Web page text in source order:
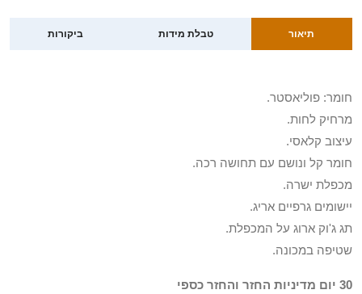
תיאור טבלת מידות ביקורות
חומר: פוליאסטר.
מרחיק לחות.
עיצוב קלאסי.
חומר קל ונושם עם תחושה רכה.
מכפלת ישרה.
יישומים גרפיים אריג.
תג ג'וק ארוג על המכפלת.
שטיפה במכונה.
30 יום מדיניות החזר והחזר כספי